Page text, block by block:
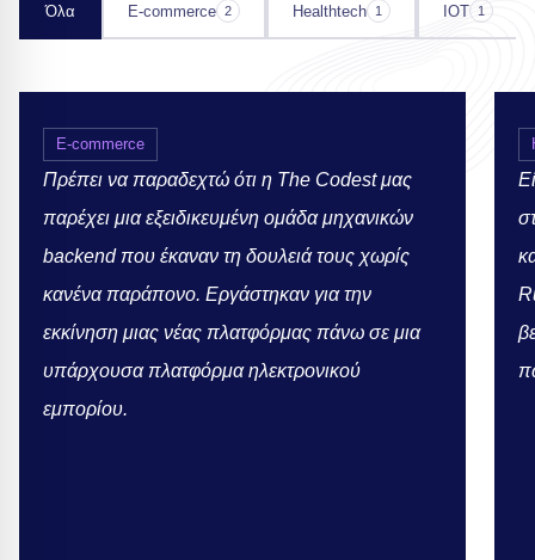
Όλα E-commerce 2 Healthtech 1 IOT 1
E-commerce
Πρέπει να παραδεχτώ ότι η The Codest μας
παρέχει μια εξειδικευμένη ομάδα μηχανικών
backend που έκαναν τη δουλειά τους χωρίς
κανένα παράπονο. Εργάστηκαν για την
εκκίνηση μιας νέας πλατφόρμας πάνω σε μια
υπάρχουσα πλατφόρμα ηλεκτρονικού
εμπορίου.